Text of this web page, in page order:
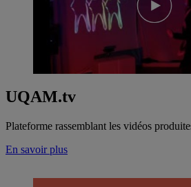
UQAM.tv
Plateforme rassemblant les vidéos
En savoir plus